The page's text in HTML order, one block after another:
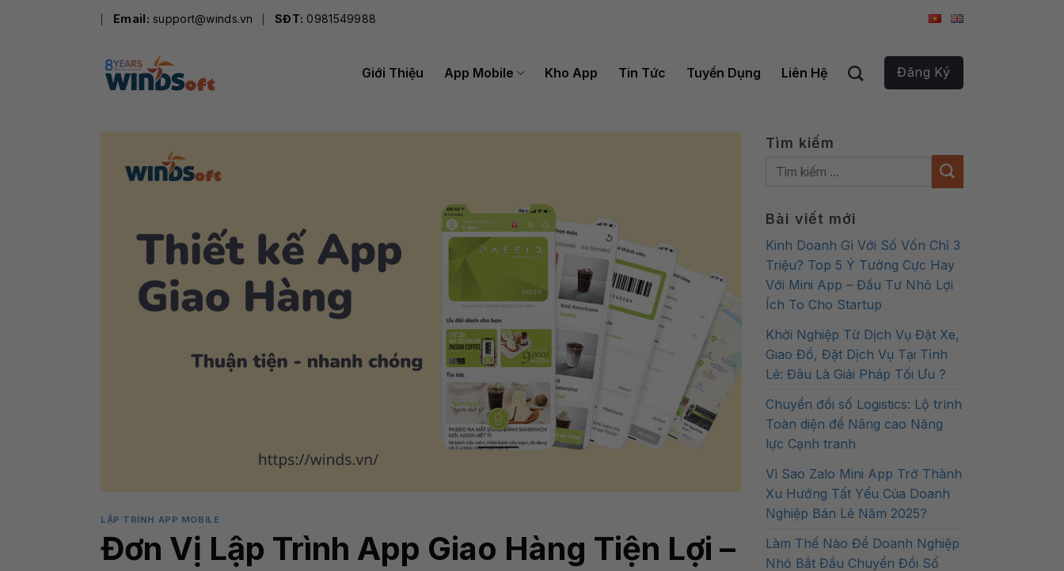
SĐT: 0981549988
Email: support@winds.vn
Giới Thiệu App Mobile Kho App Tin Tức Tuyển Dụng Liên Hệ Đăng Ký
LẬP TRÌNH APP MOBILE
Đơn Vị Lập Trình App Giao Hàng Tiện Lợi –
Tìm kiếm
Bài viết mới
Kinh Doanh Gì Với Số Vốn Chỉ 3
Triệu? Top 5 Ý Tưởng Cực Hay
Với Mini App – Đầu Tư Nhỏ Lợi
Ích To Cho Startup
Khởi Nghiệp Từ Dịch Vụ Đặt Xe,
Giao Đồ, Đặt Dịch Vụ Tại Tỉnh
Lẻ: Đâu Là Giải Pháp Tối Ưu ?
Chuyển đổi số Logistics: Lộ trình
Toàn diện để Nâng cao Năng
lực Cạnh tranh
Vì Sao Zalo Mini App Trở Thành
Xu Hướng Tất Yếu Của Doanh
Nghiệp Bán Lẻ Năm 2025?
Làm Thế Nào Để Doanh Nghiệp
Nhỏ Bắt Đầu Chuyển Đổi Số